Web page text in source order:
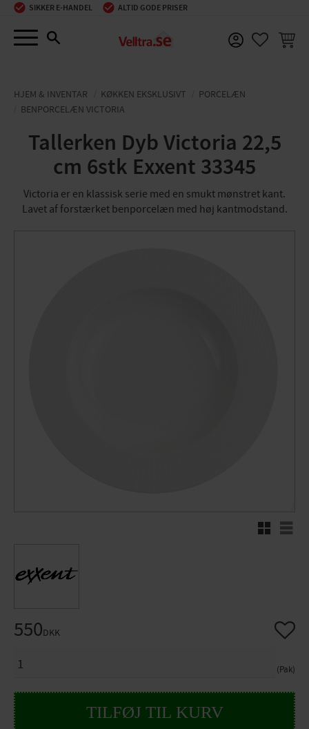
Menu
SIKKER E-HANDEL ALTID GODE PRISER
HJEM & INVENTAR KØKKEN EKSKLUSIVT
PORCELÆN
BENPORCELÆN VICTORIA
Tallerken Dyb Victoria 22,5
cm 6stk Exxent 33345
Victoria er en klassisk serie med en smukt mønstret kant.
Lavet af forstærket benporcelæn med høj kantmodstand.
RutenettListe
550DKK
Pak
Gem